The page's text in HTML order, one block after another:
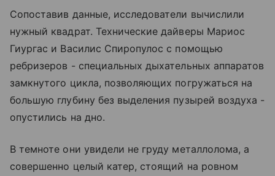
Сопоставив данные, исследователи вычислили
нужный квадрат. Технические дайверы Мариос
Гиургас и Василис Спиропулос с помощью
ребризеров - специальных дыхательных аппаратов
замкнутого цикла, позволяющих погружаться на
большую глубину без выделения пузырей воздуха -
опустились на дно.
В темноте они увидели не груду металлолома, а
совершенно целый катер, стоящий на ровном